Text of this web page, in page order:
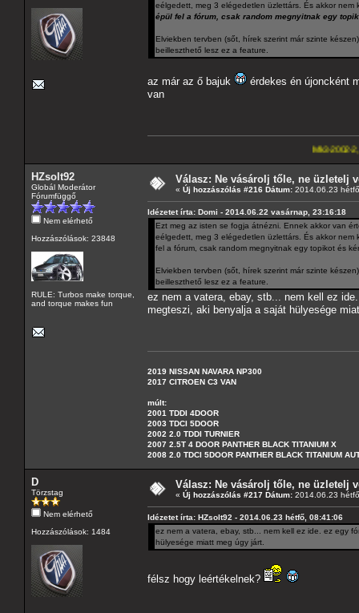
eélgedett, meg 3 elégedetlen üzlettárs. És akkor
épül fel a fórum, csak random megnyitnak egy
Elviekben tervben (sőt, hírek szerint már szinte
beilleszthető lesz ez a feature.
az már az ő bajuk
érdekes én újoncként
van
Mk3-2002-2,5-V6---A4-es
HZsolt92
Globál Moderátor
Fórumfüggő
Nem elérhető
Hozzászólások: 23848
RULE: Turbos make torque,
and torque makes fun
Válasz: Ne vásárolj tőle, ne üzletelj
« Új hozzászólás #216 Dátum: 2014.06.23
Idézetet írta: Domi - 2014.06.22 vasárnap, 23:16:18
Ezt meg az isten se fogja átnézni. Ennek akkor van
eélgedett, meg 3 elégedetlen üzlettárs. És akkor
fel a fórum, csak random megnyitnak egy topikot és
Elviekben tervben (sőt, hírek szerint már szinte
beilleszthető lesz ez a feature.
ez nem a vatera, ebay, stb... nem kell ez
megteszi, aki benyalja a saját hülyesége
2019 NISSAN NAVARA NP300
2017 CITROEN C3 VAN
múlt:
2001 TDDI 4DOOR
2003 TDCI 5DOOR
2002 2.0 TDDI TURNIER
2007 2.5T 4 DOOR PANTHER BLACK TITANIUM X
2008 2.0 TDCI 5DOOR PANTHER BLACK TITANIUM
D
Törzstag
Nem elérhető
Hozzászólások: 1484
Válasz: Ne vásárolj tőle, ne üzletelj
« Új hozzászólás #217 Dátum: 2014.06.23
Idézetet írta: HZsolt92 - 2014.06.23 hétfő, 08:41:06
ez nem a vatera, ebay, stb... nem kell ez ide. ez egy
hülyesége miatt meg úgy járt.
félsz hogy leértékelnek?